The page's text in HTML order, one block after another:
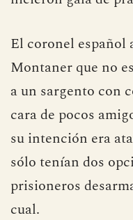
El coronel español
Montaner que no
a un sargento con
cara de pocos
su intención era
sólo tenían dos
prisioneros
cual.